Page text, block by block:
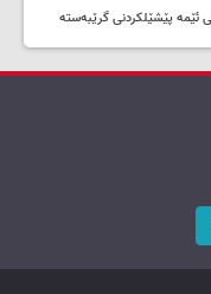
ئێمە پێشێلکردنی گرێبەستە